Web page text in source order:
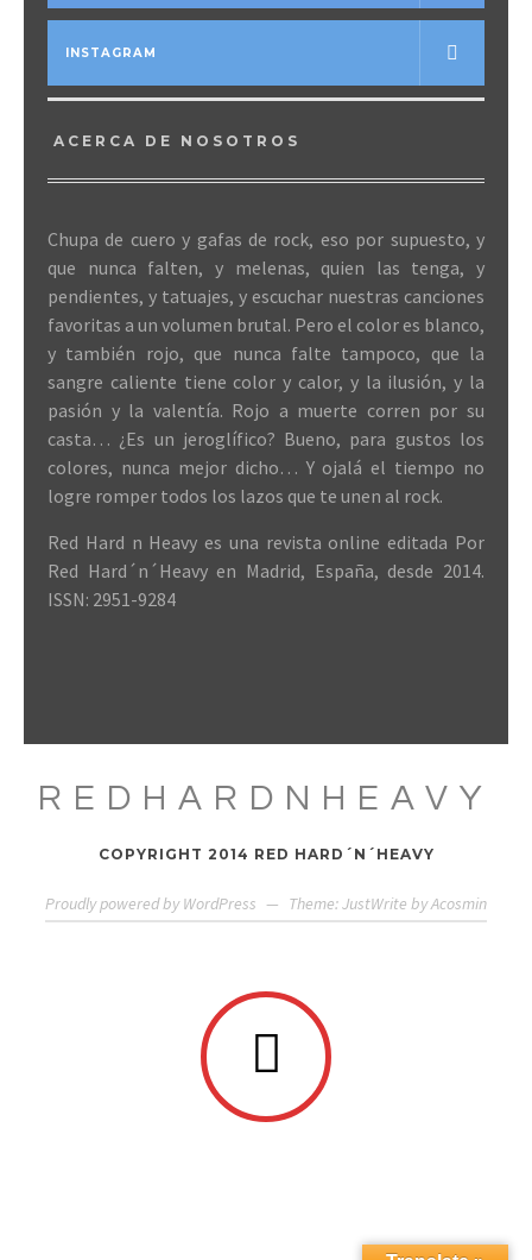
INSTAGRAM
ACERCA DE NOSOTROS
Chupa de cuero y gafas de rock, eso por supuesto, y
que nunca falten, y melenas, quien las tenga, y
pendientes, y tatuajes, y escuchar nuestras canciones
favoritas a un volumen brutal. Pero el color es blanco,
y también rojo, que nunca falte tampoco, que la
sangre caliente tiene color y calor, y la ilusión, y la
pasión y la valentía. Rojo a muerte corren por su
casta… ¿Es un jeroglífico? Bueno, para gustos los
colores, nunca mejor dicho… Y ojalá el tiempo no
logre romper todos los lazos que te unen al rock.
Red Hard n Heavy es una revista online editada Por
Red Hard´n´Heavy en Madrid, España, desde 2014.
ISSN: 2951-9284
REDHARDNHEAVY
COPYRIGHT 2014 RED HARD´N´HEAVY
Proudly powered by WordPress — Theme: JustWrite byAcosmin